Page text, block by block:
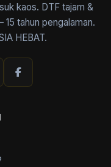
kaos. DTF tajam &
tahun pengalaman.
HEBAT.